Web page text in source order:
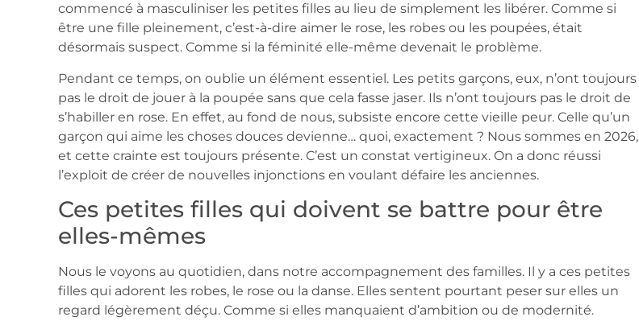
commencé à masculiniser les petites filles au lieu de simplement les libérer. Comme si
être une fille pleinement, c’est-à-dire aimer le rose, les robes ou les poupées, était
désormais suspect. Comme si la féminité elle-même devenait le problème.
Pendant ce temps, on oublie un élément essentiel. Les petits garçons, eux, n’ont toujours
pas le droit de jouer à la poupée sans que cela fasse jaser. Ils n’ont toujours pas le droit de
s’habiller en rose. En effet, au fond de nous, subsiste encore cette vieille peur. Celle qu’un
garçon qui aime les choses douces devienne… quoi, exactement ? Nous sommes en 2026,
et cette crainte est toujours présente. C’est un constat vertigineux. On a donc réussi
l’exploit de créer de nouvelles injonctions en voulant défaire les anciennes.
Ces petites filles qui doivent se battre pour être
elles-mêmes
Nous le voyons au quotidien, dans notre accompagnement des familles. Il y a ces petites
filles qui adorent les robes, le rose ou la danse. Elles sentent pourtant peser sur elles un
regard légèrement déçu. Comme si elles manquaient d’ambition ou de modernité.